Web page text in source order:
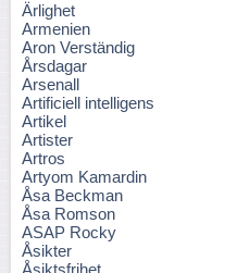
Ärlighet
Armenien
Aron Verständig
Årsdagar
Arsenall
Artificiell intelligens
Artikel
Artister
Artros
Artyom Kamardin
Åsa Beckman
Åsa Romson
ASAP Rocky
Åsikter
Åsiktsfrihet